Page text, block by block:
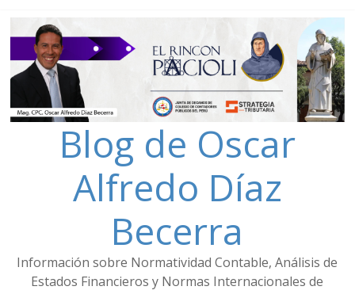
Blog de Oscar
Alfredo Díaz
Becerra
Información sobre Normatividad Contable, Análisis de
Estados Financieros y Normas Internacionales de